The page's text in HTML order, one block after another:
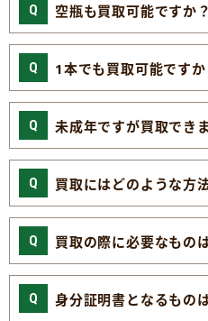
空瓶も買取可能ですか？
1本でも買取可能ですか
未成年ですが買取でき
買取にはどのような方
買取の際に必要なもの
身分証明書となるもの